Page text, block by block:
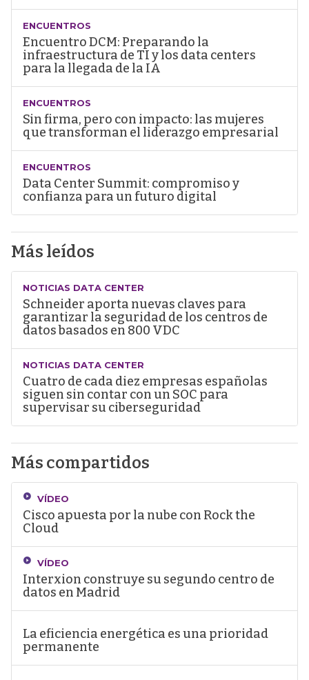
ENCUENTROS
Encuentro DCM: Preparando la
infraestructura de TI y los data centers
para la llegada de la IA
ENCUENTROS
Sin firma, pero con impacto: las mujeres
que transforman el liderazgo empresarial
ENCUENTROS
Data Center Summit: compromiso y
confianza para un futuro digital
Más leídos
NOTICIAS DATA CENTER
Schneider aporta nuevas claves para
garantizar la seguridad de los centros de
datos basados en 800 VDC
NOTICIAS DATA CENTER
Cuatro de cada diez empresas españolas
siguen sin contar con un SOC para
supervisar su ciberseguridad
Más compartidos
VÍDEO
Cisco apuesta por la nube con Rock the
Cloud
VÍDEO
Interxion construye su segundo centro de
datos en Madrid
La eficiencia energética es una prioridad
permanente